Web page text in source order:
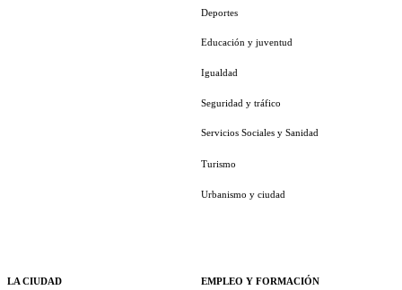
LA CIUDAD
Deportes
Educación y juventud
Igualdad
Seguridad y tráfico
Servicios Sociales y Sanidad
Turismo
Urbanismo y ciudad
EMPLEO Y FORMACIÓN